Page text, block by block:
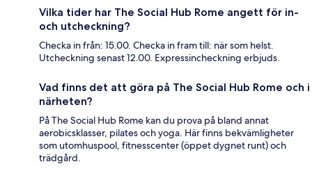
Vilka tider har The Social Hub Rome angett för in-
och utcheckning?
Checka in från: 15.00. Checka in fram till: när som helst.
Utcheckning senast 12.00. Expressincheckning erbjuds.
Vad finns det att göra på The Social Hub Rome och i
närheten?
På The Social Hub Rome kan du prova på bland annat
aerobicsklasser, pilates och yoga. Här finns bekvämligheter
som utomhuspool, fitnesscenter (öppet dygnet runt) och
trädgård.